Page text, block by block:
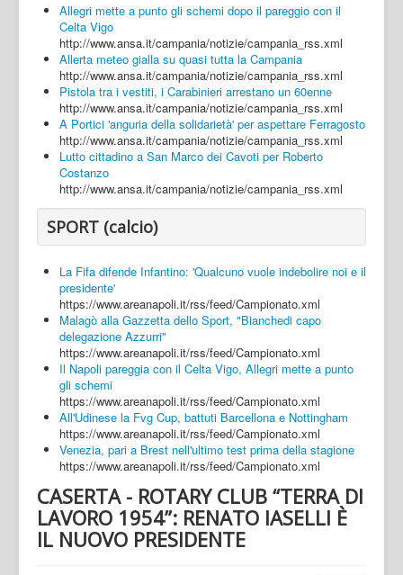
Allegri mette a punto gli schemi dopo il pareggio con il
Celta Vigo
http://www.ansa.it/campania/notizie/campania_rss.xml
Allerta meteo gialla su quasi tutta la Campania
http://www.ansa.it/campania/notizie/campania_rss.xml
Pistola tra i vestiti, i Carabinieri arrestano un 60enne
http://www.ansa.it/campania/notizie/campania_rss.xml
A Portici 'anguria della solidarietà' per aspettare Ferragosto
http://www.ansa.it/campania/notizie/campania_rss.xml
Lutto cittadino a San Marco dei Cavoti per Roberto
Costanzo
http://www.ansa.it/campania/notizie/campania_rss.xml
SPORT (calcio)
La Fifa difende Infantino: 'Qualcuno vuole indebolire noi e il
presidente'
https://www.areanapoli.it/rss/feed/Campionato.xml
Malagò alla Gazzetta dello Sport, "Bianchedi capo
delegazione Azzurri"
https://www.areanapoli.it/rss/feed/Campionato.xml
Il Napoli pareggia con il Celta Vigo, Allegri mette a punto
gli schemi
https://www.areanapoli.it/rss/feed/Campionato.xml
All'Udinese la Fvg Cup, battuti Barcellona e Nottingham
https://www.areanapoli.it/rss/feed/Campionato.xml
Venezia, pari a Brest nell'ultimo test prima della stagione
https://www.areanapoli.it/rss/feed/Campionato.xml
CASERTA - ROTARY CLUB “TERRA DI
LAVORO 1954”: RENATO IASELLI È
IL NUOVO PRESIDENTE